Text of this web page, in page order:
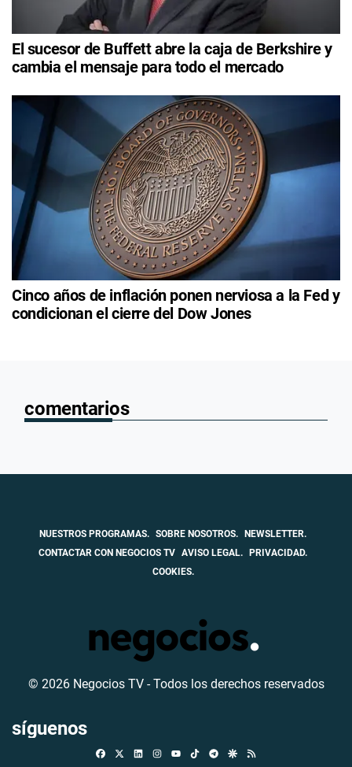
El sucesor de Buffett abre la caja de Berkshire y
cambia el mensaje para todo el mercado
Cinco años de inflación ponen nerviosa a la Fed y
condicionan el cierre del Dow Jones
comentarios
NUESTROS PROGRAMAS. SOBRE NOSOTROS.
NEWSLETTER.
CONTACTAR CON NEGOCIOS TV AVISO LEGAL.
PRIVACIDAD.
COOKIES.
© 2026 Negocios TV - Todos los derechos reservados
síguenos
FacebookLinkedinInstagramTikTokTelegramGoogle Discover